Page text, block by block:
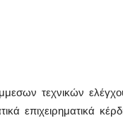
τεχνικών
επιχειρηματικά